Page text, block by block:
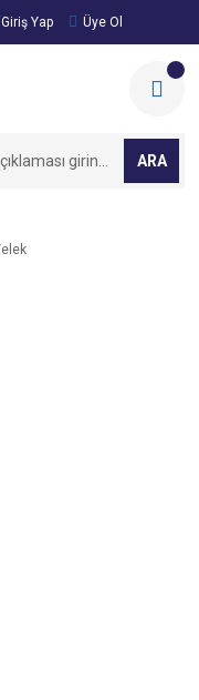
Giriş Yap Üye Ol
ARA